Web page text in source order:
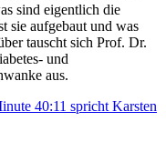
sind eigentlich die
sie aufgebaut und was
tauscht sich Prof. Dr.
und
aus.
40:11 spricht Karsten